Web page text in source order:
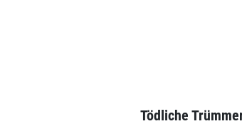
Tödliche